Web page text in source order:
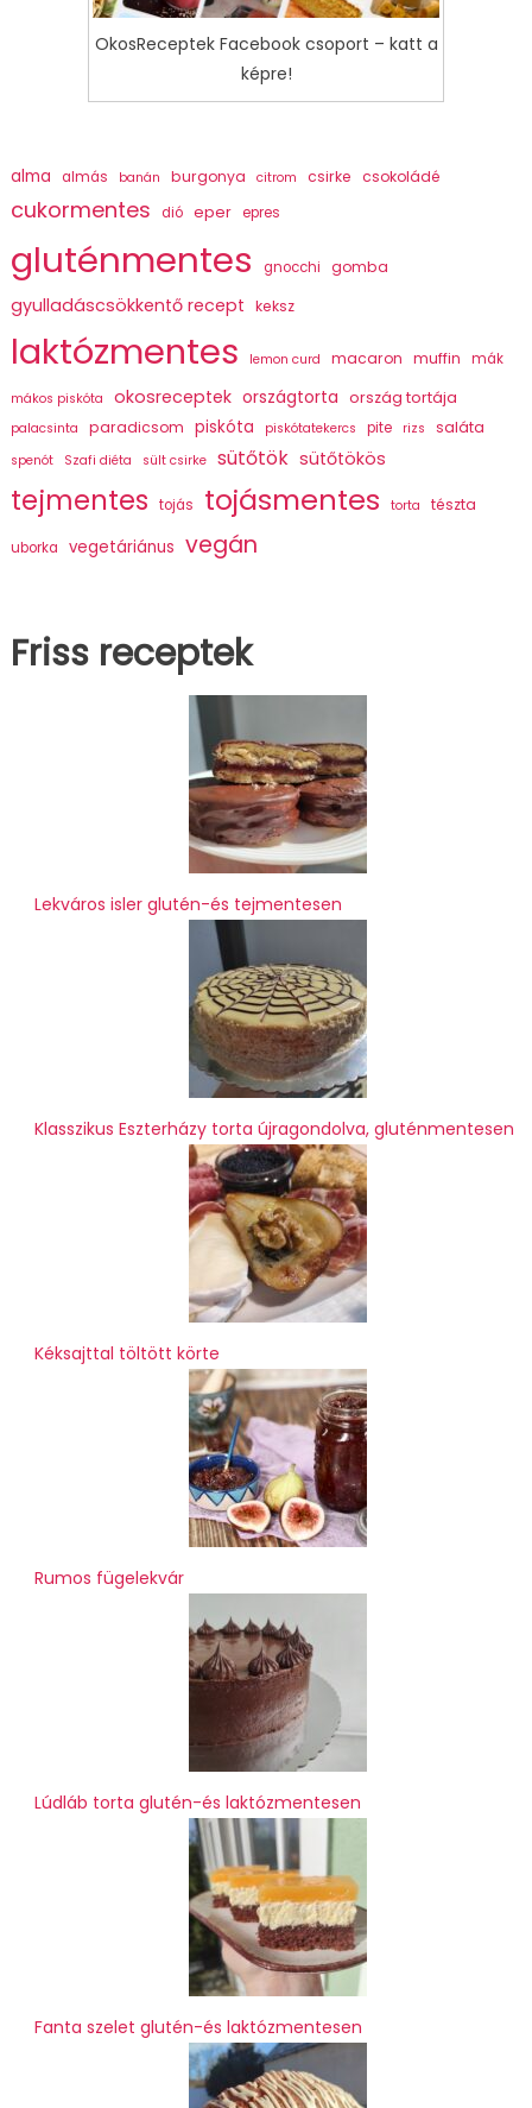
OkosReceptek Facebook csoport – katt a
képre!
alma almás banán burgonya citrom csirke csokoládé
cukormentes dió eper epres
gluténmentes gnocchi gomba
gyulladáscsökkentő recept keksz
laktózmentes lemon curd macaron muffin mák
mákos piskóta okosreceptek országtorta ország tortája
palacsinta paradicsom piskóta piskótatekercs pite rizs saláta
spenót Szafi diéta sült csirke sütőtök sütőtökös
tejmentes tojás tojásmentes torta tészta
uborka vegetáriánus vegán
Friss receptek
Lekváros isler glutén-és tejmentesen
Klasszikus Eszterházy torta újragondolva, gluténmentesen
Kéksajttal töltött körte
Rumos fügelekvár
Lúdláb torta glutén-és laktózmentesen
Fanta szelet glutén-és laktózmentesen